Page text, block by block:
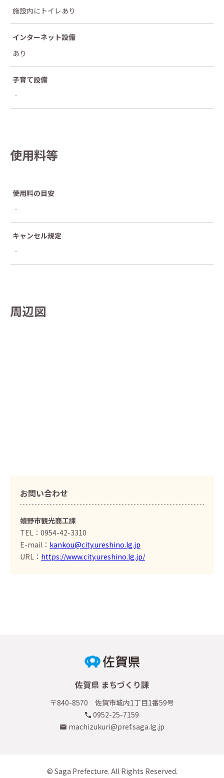
施設内にトイレあり
インターネット設備
あり
子育て設備
‐
使用料等
使用料の目安
‐
キャンセル規定
‐
周辺図
お問い合わせ
嬉野市観光商工課
TEL：0954-42-3310
E-mail： kankou@city.ureshino.lg.jp
URL： https://www.city.ureshino.lg.jp/
佐賀県 まちづくり課
〒840-8570 佐賀市城内1丁目1番59号
0952-25-7159
machizukuri@pref.saga.lg.jp
© Saga Prefecture. All Rights Reserved.